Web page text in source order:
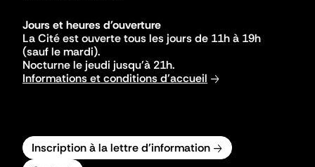
Jours et heures d'ouverture
La Cité est ouverte tous les jours de 11h à 19h
(sauf le mardi).
Nocturne le jeudi jusqu'à 21h.
Informations et conditions d'accueil
Inscription à la lettre d'information